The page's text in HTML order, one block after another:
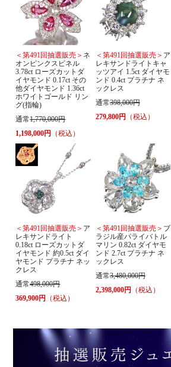
＜第491回抽選販売＞ ネ
オンピンクスピネル
3.78ct ローズカットダ
イヤモンド 0.17ct その
他ダイヤモンド 1.36ct
ホワイトゴールド リン
グ(指輪)
通常1,770,000円
1,198,000円 （税込）
＜第491回抽選販売＞ ア
レキサンドライトキャ
ッツアイ 1.5ct ダイヤモ
ンド 0.4ct プラチナ ネ
ックレス
通常398,000円
279,800円 （税込）
＜第491回抽選販売＞ ア
レキサンドライト
0.18ct ローズカットダ
イヤモンド 約0.5ct ダイ
ヤモンド プラチナ ネッ
クレス
通常498,000円
369,900円
（税込）
＜第491回抽選販売＞ ブ
ラジル産パライバトル
マリン 0.82ct ダイヤモ
ンド 2.7ct プラチナ ネ
ックレス
通常3,480,000円
2,398,000円
（税込）